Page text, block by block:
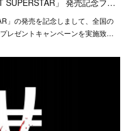
」の発売を記念しまして、全国の
レゼントキャンペーンを実施致…